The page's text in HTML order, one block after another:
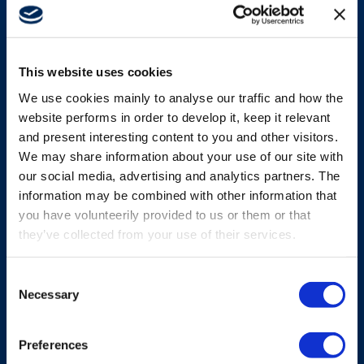
This website uses cookies
We use cookies mainly to analyse our traffic and how the
website performs in order to develop it, keep it relevant
and present interesting content to you and other visitors.
We may share information about your use of our site with
our social media, advertising and analytics partners. The
information may be combined with other information that
you have volunteerily provided to us or them or that
they’ve collected from your use of their services.
Selection
Necessary
Preferences
PLATFORM
Micro
Buikzender van kleiner formaat met een hoge
mate van veiligheid en flexibiliteit voor
volledige controle in een compacte,
betrouwbare vorm.
Ontdek Micro